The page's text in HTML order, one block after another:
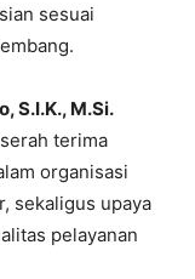
sesuai
S.I.K., M.Si.
terima
organisasi
sekaligus upaya
pelayanan